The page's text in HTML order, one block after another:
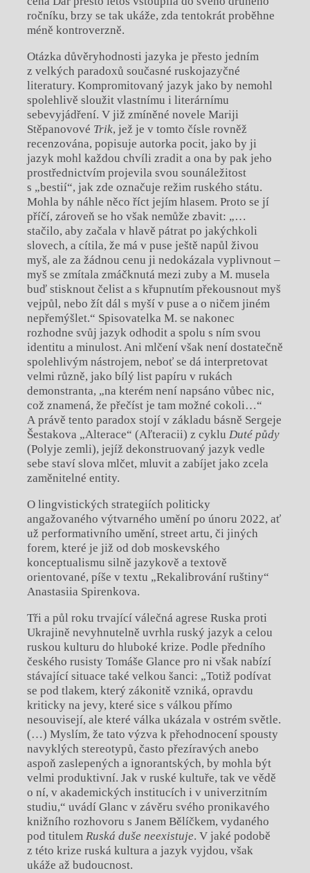
ročníku, brzy se tak ukáže, zda tentokrát proběhne
méně kontroverzně.
Otázka důvěryhodnosti jazyka je přesto jedním
z velkých paradoxů současné ruskojazyčné
literatury. Kompromitovaný jazyk jako by nemohl
spolehlivě sloužit vlastnímu i literárnímu
sebevyjádření. V již zmíněné novele Mariji
Stěpanovové Trik, jež je v tomto čísle rovněž
recenzována, popisuje autorka pocit, jako by ji
jazyk mohl každou chvíli zradit a ona by pak jeho
prostřednictvím projevila svou sounáležitost
s „bestií“, jak zde označuje režim ruského státu.
Mohla by náhle něco říct jejím hlasem. Proto se jí
příčí, zároveň se ho však nemůže zbavit: „…
stačilo, aby začala v hlavě pátrat po jakýchkoli
slovech, a cítila, že má v puse ještě napůl živou
myš, ale za žádnou cenu ji nedokázala vyplivnout –
myš se zmítala zmáčknutá mezi zuby a M. musela
buď stisknout čelist a s křupnutím překousnout myš
vejpůl, nebo žít dál s myší v puse a o ničem jiném
nepřemýšlet.“ Spisovatelka M. se nakonec
rozhodne svůj jazyk odhodit a spolu s ním svou
identitu a minulost. Ani mlčení však není dostatečně
spolehlivým nástrojem, neboť se dá interpretovat
velmi různě, jako bílý list papíru v rukách
demonstranta, „na kterém není napsáno vůbec nic,
což znamená, že přečíst je tam možné cokoli…“
A právě tento paradox stojí v základu básně Sergeje
Šestakova „Alterace“ (Aľteracii) z cyklu Duté půdy
(Polyje zemli), jejíž dekonstruovaný jazyk vedle
sebe staví slova mlčet, mluvit a zabíjet jako zcela
zaměnitelné entity.
O lingvistických strategiích politicky
angažovaného výtvarného umění po únoru 2022, ať
už performativního umění, street artu, či jiných
forem, které je již od dob moskevského
konceptualismu silně jazykově a textově
orientované, píše v textu „Rekalibrování ruštiny“
Anastasiia Spirenkova.
Tři a půl roku trvající válečná agrese Ruska proti
Ukrajině nevyhnutelně uvrhla ruský jazyk a celou
ruskou kulturu do hluboké krize. Podle předního
českého rusisty Tomáše Glance pro ni však nabízí
stávající situace také velkou šanci: „Totiž podívat
se pod tlakem, který zákonitě vzniká, opravdu
kriticky na jevy, které sice s válkou přímo
nesouvisejí, ale které válka ukázala v ostrém světle.
(…) Myslím, že tato výzva k přehodnocení spousty
navyklých stereotypů, často přezíravých anebo
aspoň zaslepených a ignorantských, by mohla být
velmi produktivní. Jak v ruské kultuře, tak ve vědě
o ní, v akademických institucích i v univerzitním
studiu,“ uvádí Glanc v závěru svého pronikavého
knižního rozhovoru s Janem Bělíčkem, vydaného
pod titulem Ruská duše neexistuje. V jaké podobě
z této krize ruská kultura a jazyk vyjdou, však
ukáže až budoucnost.